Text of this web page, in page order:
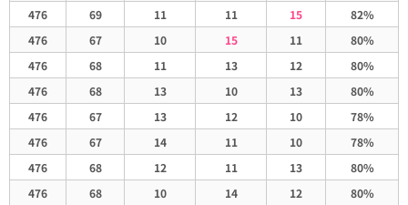
476
69 11 11 15
82%
476
67 10 15 11
80%
476
68 11 13 12
80%
476
68 13 10 13
80%
476
67 13 12 10
78%
476
67 14 11 10
78%
476
68 12 11 13
80%
476
68 10 14 12 80%